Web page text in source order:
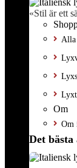
«Stil är ett
Om
Om
Det